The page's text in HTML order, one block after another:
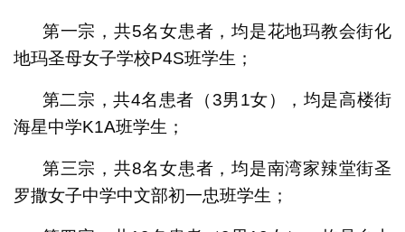
第一宗，共5名女患者，均是花地玛教会街化
地玛圣母女子学校P4S班学生；
第二宗，共4名患者（3男1女），均是高楼街
海星中学K1A班学生；
第三宗，共8名女患者，均是南湾家辣堂街圣
罗撒女子中学中文部初一忠班学生；